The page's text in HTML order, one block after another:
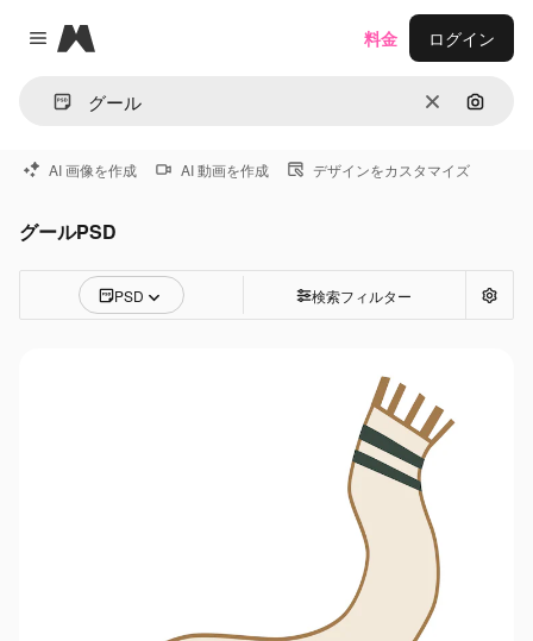
Close menu
Magnific
消去 画像で
料金 ログイン
AI 画像を作成 AI 動画を作成 デザインをカスタマイズ
グールPSD
PSD 検索フィルター